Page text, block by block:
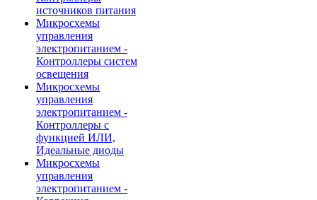
источников питания
Микросхемы
управления
электропитанием -
Контроллеры систем
освещения
Микросхемы
управления
электропитанием -
Контроллеры с
функцией ИЛИ,
Идеальные диоды
Микросхемы
управления
электропитанием -